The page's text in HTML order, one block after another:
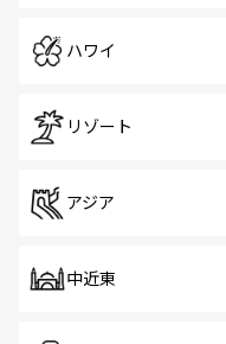
ハワイ
リゾート
アジア
中近東